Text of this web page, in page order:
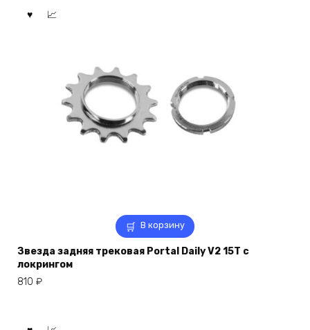
В корзину
Звезда задняя трековая Portal Daily V2 15T с
локрингом
810 ₽